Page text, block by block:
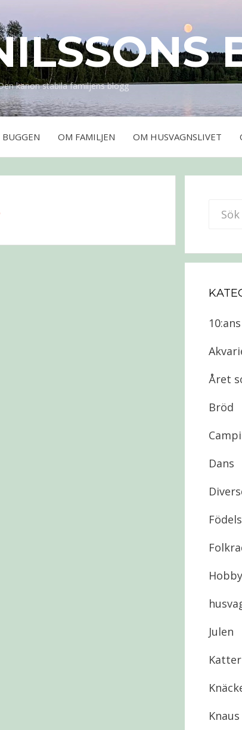
kanon stabila familjens blogg
OM FAMILJEN OM HUSVAGNSLIVET
Sök
Året
Bröd
Dans
Julen
Katter